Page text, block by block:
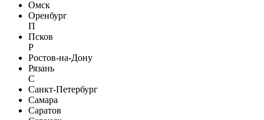
Омск
Оренбург
П
Псков
Р
Ростов-на-Дону
Рязань
С
Санкт-Петербург
Самара
Саратов